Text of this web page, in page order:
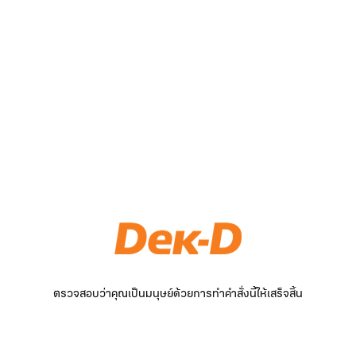
ตรวจสอบว่าคุณเป็นมนุษย์ด้วยการทำคำสั่งนี้ให้เสร็จสิ้น